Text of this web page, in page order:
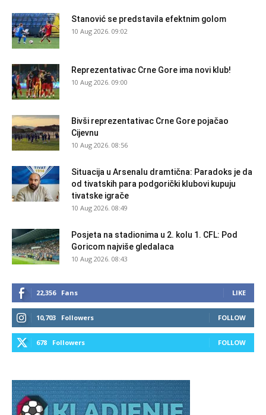
Stanović se predstavila efektnim golom
10 Aug 2026. 09:02
Reprezentativac Crne Gore ima novi klub!
10 Aug 2026. 09:00
Bivši reprezentativac Crne Gore pojačao
Cijevnu
10 Aug 2026. 08:56
Situacija u Arsenalu dramtična: Paradoks je da
od tivatskih para podgorički klubovi kupuju
tivatske igrače
10 Aug 2026. 08:49
Posjeta na stadionima u 2. kolu 1. CFL: Pod
Goricom najviše gledalaca
10 Aug 2026. 08:43
22,356 Fans LIKE
10,703 Followers FOLLOW
678 Followers FOLLOW